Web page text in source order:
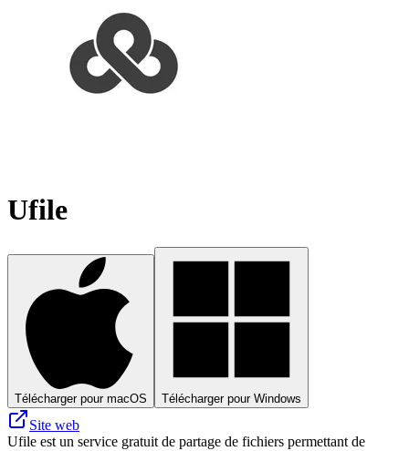
Ufile
Télécharger pour macOS Télécharger pour Windows
Site web
Ufile est un service gratuit de partage de fichiers permettant de